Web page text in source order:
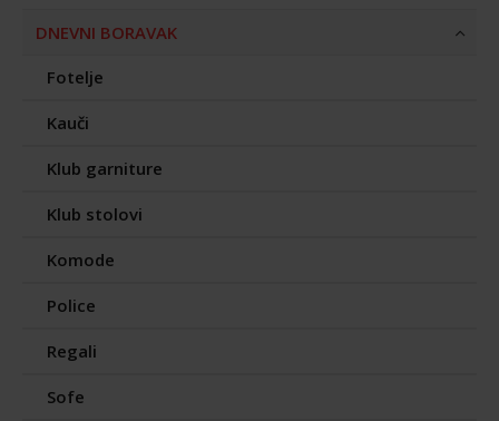
DNEVNI BORAVAK
Fotelje
Kauči
Klub garniture
Klub stolovi
Komode
Police
Regali
Sofe